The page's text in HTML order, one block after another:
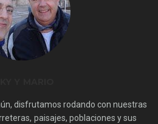
disfrutamos rodando con nuestras
paisajes, poblaciones y sus